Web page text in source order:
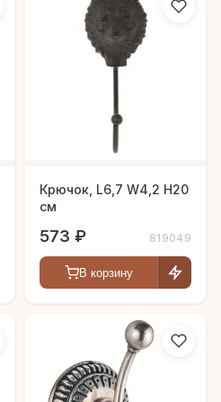
Крючок, L6,7 W4,2 H20
см
573 ₽ 819049
В корзину